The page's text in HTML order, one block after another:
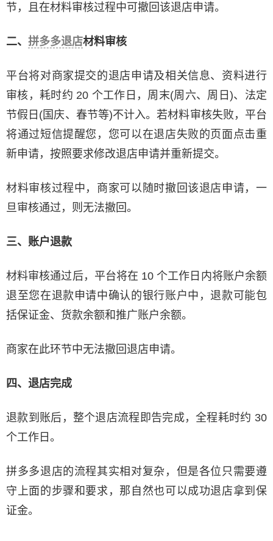
节，且在材料审核过程中可撤回该退店申请。
二、 拼多多退店材料审核
平台将对商家提交的退店申请及相关信息、资料进行
审核，耗时约 20 个工作日，周末(周六、周日)、法定
节假日(国庆、春节等)不计入。若材料审核失败，平台
将通过短信提醒您，您可以在退店失败的页面点击重
新申请，按照要求修改退店申请并重新提交。
材料审核过程中，商家可以随时撤回该退店申请，一
旦审核通过，则无法撤回。
三、账户退款
材料审核通过后，平台将在 10 个工作日内将账户余额
退至您在退款申请中确认的银行账户中，退款可能包
括保证金、货款余额和推广账户余额。
商家在此环节中无法撤回退店申请。
四、退店完成
退款到账后，整个退店流程即告完成，全程耗时约 30
个工作日。
拼多多退店的流程其实相对复杂，但是各位只需要遵
守上面的步骤和要求，那自然也可以成功退店拿到保
证金。